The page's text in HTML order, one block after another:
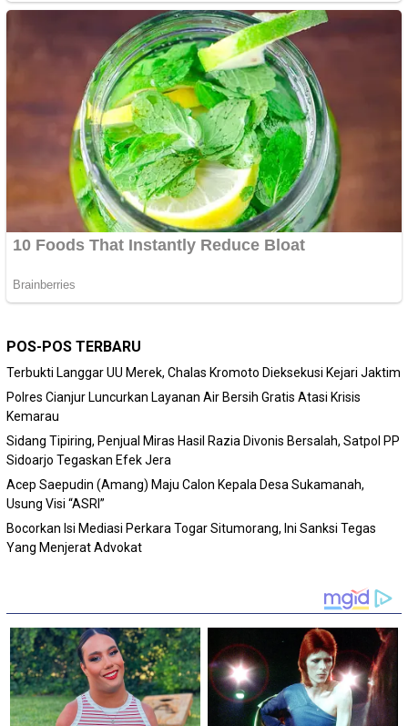
POS-POS TERBARU
Terbukti Langgar UU Merek, Chalas Kromoto Dieksekusi Kejari Jaktim
Polres Cianjur Luncurkan Layanan Air Bersih Gratis Atasi Krisis
Kemarau
Sidang Tipiring, Penjual Miras Hasil Razia Divonis Bersalah, Satpol PP
Sidoarjo Tegaskan Efek Jera
Acep Saepudin (Amang) Maju Calon Kepala Desa Sukamanah,
Usung Visi “ASRI”
Bocorkan Isi Mediasi Perkara Togar Situmorang, Ini Sanksi Tegas
Yang Menjerat Advokat